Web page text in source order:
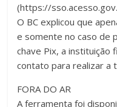
(https://
O BC explicou que
e somente no caso de
chave Pix, a instituição
contato para realizar a
FORA DO AR
A ferramenta foi